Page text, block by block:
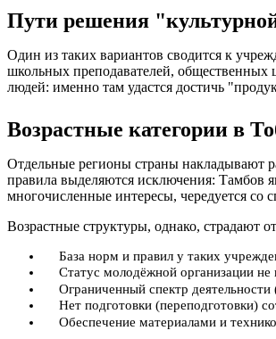
Пути решения
Один из таких вариантов сводится к
школьных преподавателей, общественных
людей: именно там удастся достичь
Возрастные категории в
Отдельные регионы страны накладывают
правила выделяются исключения: Тамбов
многочисленные интересы, чередуется
Возрастные структуры, однако, страдают
База норм и правил у таких
Статус молодёжной организации не
Ограниченный спектр
Нет подготовки (переподготовки)
Обеспечение материалами и